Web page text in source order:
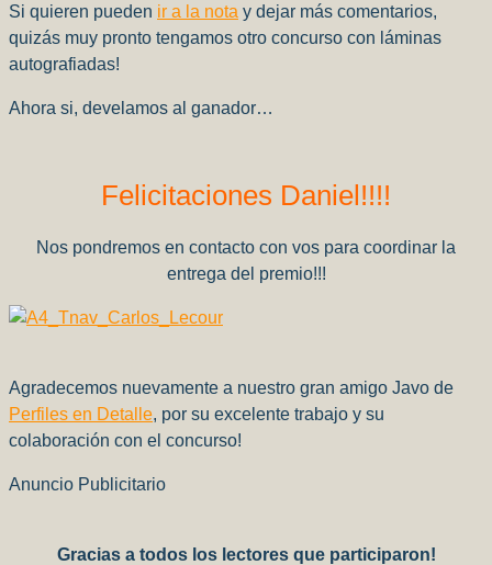
Si quieren pueden ir a la nota y dejar más comentarios,
quizás muy pronto tengamos otro concurso con láminas
autografiadas!
Ahora si, develamos al ganador…
Felicitaciones Daniel!!!!
Nos pondremos en contacto con vos para coordinar la
entrega del premio!!!
Agradecemos nuevamente a nuestro gran amigo Javo de
Perfiles en Detalle, por su excelente trabajo y su
colaboración con el concurso!
Anuncio Publicitario
Gracias a todos los lectores que participaron!